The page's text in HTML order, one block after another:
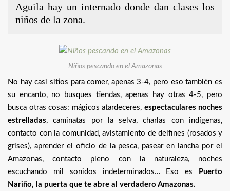
Aguila hay un internado donde dan clases los
niños de la zona.
Niños pescando en el Amazonas
No hay casi sitios para comer, apenas 3-4, pero eso también es
su encanto, no busques tiendas, apenas hay otras 4-5, pero
busca otras cosas: mágicos atardeceres, espectaculares noches
estrelladas, caminatas por la selva, charlas con indígenas,
contacto con la comunidad, avistamiento de delfines (rosados y
grises), aprender el oficio de la pesca, pasear en lancha por el
Amazonas, contacto pleno con la naturaleza, noches
escuchando mil sonidos indeterminados… Eso es
Puerto
Nariño, la puerta que te abre al verdadero Amazonas.